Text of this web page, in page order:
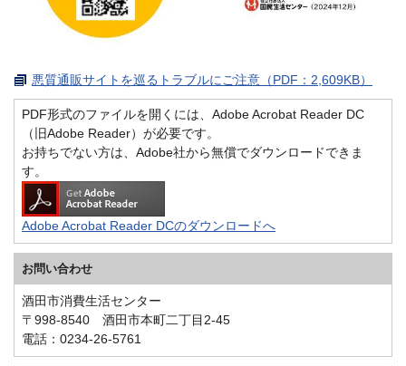
悪質通販サイトを巡るトラブルにご注意（PDF：2,609KB）
PDF形式のファイルを開くには、Adobe Acrobat Reader DC
（旧Adobe Reader）が必要です。
お持ちでない方は、Adobe社から無償でダウンロードできま
す。
Adobe Acrobat Reader DCのダウンロードへ
お問い合わせ
酒田市消費生活センター
〒998-8540 酒田市本町二丁目2-45
電話：0234-26-5761